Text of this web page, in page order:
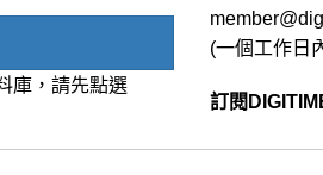
庫，請先點選
(一個工作日
訂閱